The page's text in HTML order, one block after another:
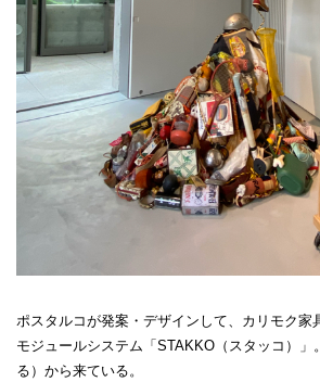
ポスタルコが発案・デザインして、カリモク家
モジュールシステム「STAKKO（スタッコ）」
る）から来ている。